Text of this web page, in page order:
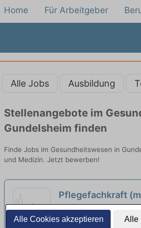
Alle Cookies akzeptieren Alle
Home Für Arbeitgeber
Alle Jobs Ausbildung
Stellenangebote im
Gundelsheim finden
Finde Jobs im Gesundheitswesen in
und Medizin. Jetzt bewerben!
Pflegefachkraft
haben den
neu
Caritas-
Hallstadt